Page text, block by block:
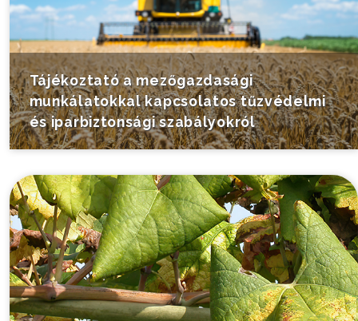
Tájékoztató a mezőgazdasági
munkálatokkal kapcsolatos tűzvédelmi
és iparbiztonsági szabályokról